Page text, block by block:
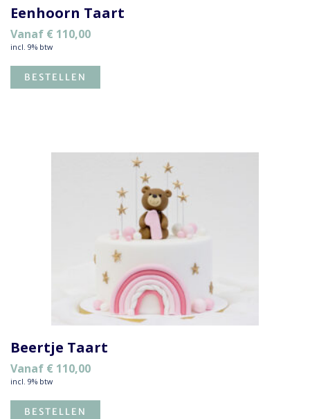
Eenhoorn Taart
Vanaf € 110,00
incl. 9% btw
BESTELLEN
Beertje Taart
Vanaf € 110,00
incl. 9% btw
BESTELLEN